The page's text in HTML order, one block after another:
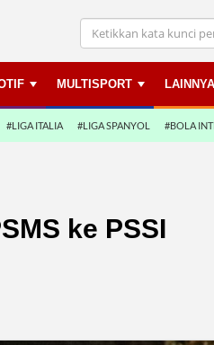
MULTISPORT LAINNYA
#LIGA ITALIA #LIGA SPANYOL #BOLA
ke PSSI